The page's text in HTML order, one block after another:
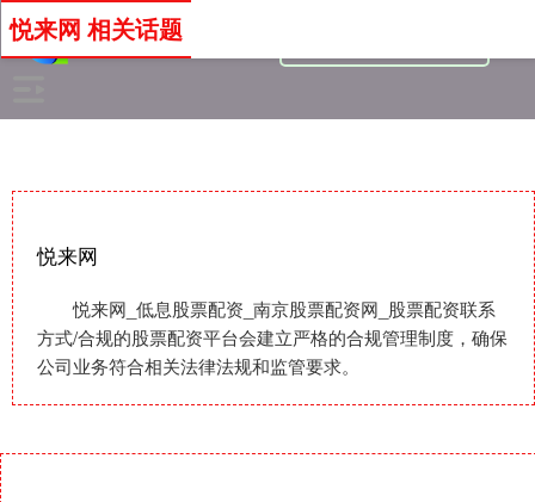
悦来网
悦来网_低息股票配资_南京股票配资网_股票配资联系
方式/合规的股票配资平台会建立严格的合规管理制度，确保
公司业务符合相关法律法规和监管要求。
悦来网 相关话题